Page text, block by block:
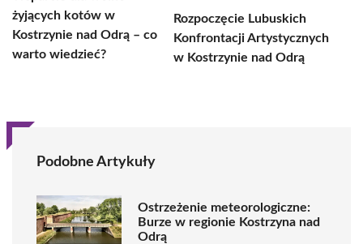
żyjących kotów w
Kostrzynie nad Odrą – co
warto wiedzieć?
Rozpoczęcie Lubuskich
Konfrontacji Artystycznych
w Kostrzynie nad Odrą
Podobne Artykuły
Ostrzeżenie meteorologiczne:
Burze w regionie Kostrzyna nad
Odrą